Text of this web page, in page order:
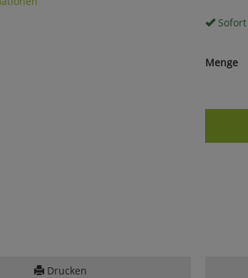
Sofort
Menge
Drucken